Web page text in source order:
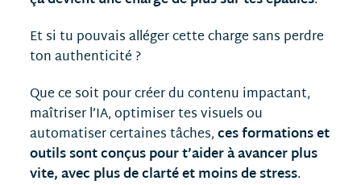
Et si tu pouvais alléger cette charge sans perdre
ton authenticité ?
Que ce soit pour créer du contenu impactant,
maîtriser l’IA, optimiser tes visuels ou
automatiser certaines tâches,ces formations et
outils sont conçus pour t’aider à avancer plus
vite, avec plus de clarté et moins de stress.